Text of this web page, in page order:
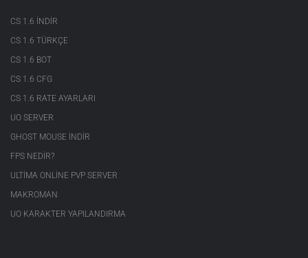
CS 1.6 INDIR
CS 1.6 TÜRKÇE
CS 1.6 BOT
CS 1.6 CFG
CS 1.6 RATE AYARLARI
UO SERVER
GHOST MOUSE INDIR
FPS NEDIR?
ULTIMA ONLINE PVP SERVER
MAKROMAN
UO KARAKTER YAPILANDIRMA